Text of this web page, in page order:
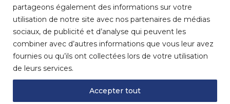
partageons également des informations sur votre
utilisation de notre site avec nos partenaires de médias
sociaux, de publicité et d’analyse qui peuvent les
combiner avec d’autres informations que vous leur avez
fournies ou qu’ils ont collectées lors de votre utilisation
de leurs services.
Accepter tout
© 2026 Emballage St-Jean. Tous droits réservés.